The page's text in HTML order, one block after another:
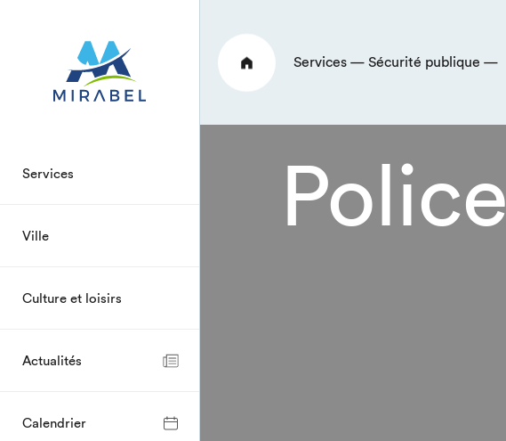
Services
Ville
Culture et loisirs
Actualités
Calendrier
Services — Sécurité publique —
Police